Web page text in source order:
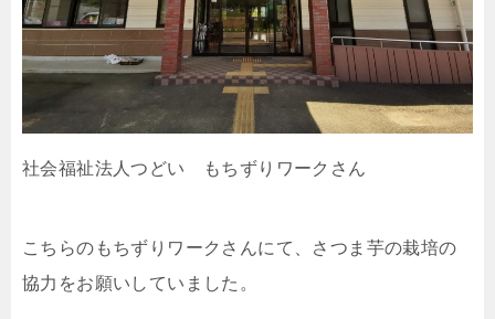
社会福祉法人つどい もちずりワークさん
こちらのもちずりワークさんにて、さつま芋の栽培の
協力をお願いしていました。